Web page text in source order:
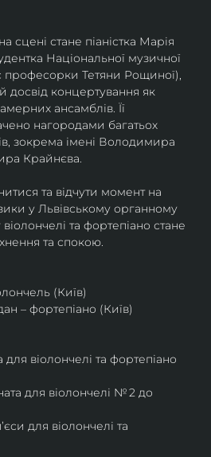
стане піаністка Марія
Національної музичної
професорки Тетяни Рощиної),
досвід концертування як
ансамблів. Її
нагородами багатьох
зокрема імені Володимира
Крайнєва.
та відчути момент на
у Львівському органному
та фортепіано стане
та спокою.
(Київ)
– фортепіано (Київ)
віолончелі та фортепіано
для віолончелі № 2 до
для віолончелі та